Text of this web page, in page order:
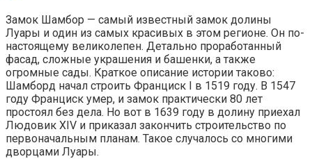
Замок Шамбор — самый известный замок долины
Луары и один из самых красивых в этом регионе. Он по-
настоящему великолепен. Детально проработанный
фасад, сложные украшения и башенки, а также
огромные сады. Краткое описание истории таково:
Шамборд начал строить Франциск I в 1519 году. В 1547
году Франциск умер, и замок практически 80 лет
простоял без дела. Но вот в 1639 году в долину приехал
Людовик XIV и приказал закончить строительство по
первоначальным планам. Такое случалось со многими
дворцами Луары.